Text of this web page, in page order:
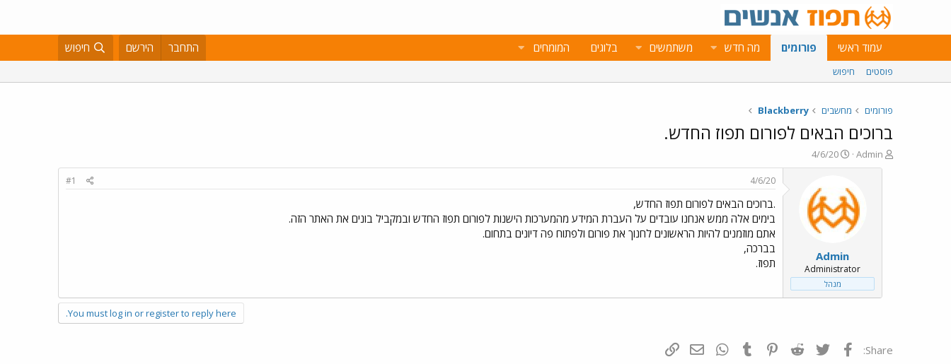
עמוד ראשי פורומים מה חדש משתמשים בלוגים המומחים התחבר הירשם חיפוש
פוסטים חיפוש
פורומים מחשבים Blackberry
ברוכים הבאים לפורום תפוז החדש.
פ
ו
Admin
פ
ו
ם
ב
ת
ר
י
ך
4/6/20
Admin
Administrator
מנהל
4/6/20
#1
.ברוכים הבאים לפורום תפוז החדש,
בימים אלה ממש אנחנו עובדים על העברת המידע מהמערכות הישנות לפורום תפוז החדש ובמקביל בונים את האתר הזה.
אתם מוזמנים להיות הראשונים לחנוך את פורום ולפתוח פה דיונים בתחום.
בברכה,
תפוז.
You must log in or register to reply here.
Share: פייסבוק Twitter
Reddit
Pinterest
Tumblr
WhatsAppדואר אלקטרוני